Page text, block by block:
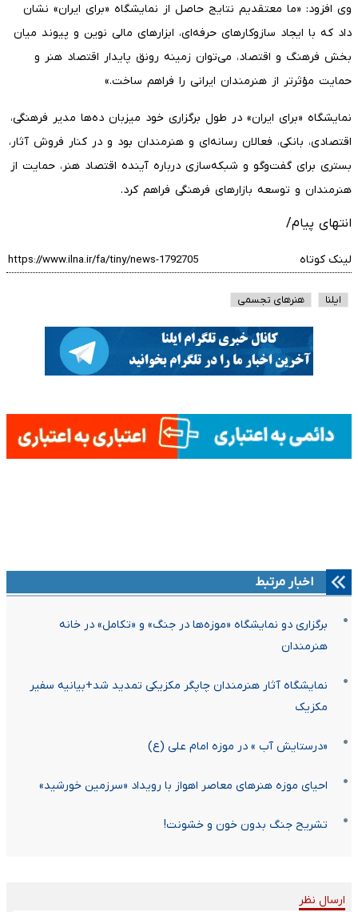
وی افزود: «ما معتقدیم نتایج حاصل از نمایشگاه «برای ایران» نشان
داد که با ایجاد سازوکارهای حرفه‌ای، ابزارهای مالی نوین و پیوند میان
بخش فرهنگ و اقتصاد، می‌توان زمینه رونق پایدار اقتصاد هنر و
حمایت مؤثرتر از هنرمندان ایرانی را فراهم ساخت.»
نمایشگاه «برای ایران» در طول برگزاری خود میزبان ده‌ها مدیر فرهنگی،
اقتصادی، بانکی، فعالان رسانه‌ای و هنرمندان بود و در کنار فروش آثار،
بستری برای گفت‌وگو و شبکه‌سازی درباره آینده اقتصاد هنر، حمایت از
هنرمندان و توسعه بازارهای فرهنگی فراهم کرد.
انتهای پیام/
لینک کوتاه
ایلنا هنرهای تجسمی
اخبار مرتبط
برگزاری دو نمایشگاه «موزه‌ها در جنگ» و «تکامل» در خانه
هنرمندان
نمایشگاه آثار هنرمندان چاپگر مکزیکی تمدید شد+بیانیه سفیر
مکزیک
«درستایش آب » در موزه امام علی (ع)
احیای موزه هنرهای معاصر اهواز با رویداد «سرزمین خورشید»
تشریح جنگ بدون خون و خشونت!
ارسال نظر